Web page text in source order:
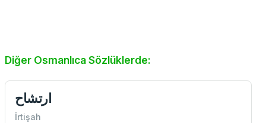
Diğer Osmanlıca Sözlüklerde:
ارتشاح
İrtişah